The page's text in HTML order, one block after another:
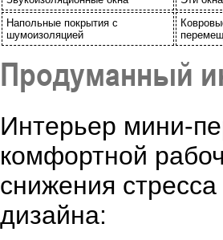
Напольные покрытия с
шумоизоляцией
Продуманный
Интерьер мини-
комфортной
снижения
дизайна: